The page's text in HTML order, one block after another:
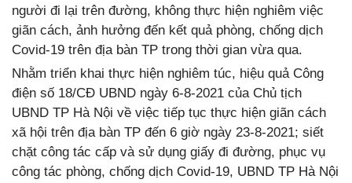
người đi lại trên đường, không thực hiện nghiêm việc
giãn cách, ảnh hưởng đến kết quả phòng, chống dịch
Covid-19 trên địa bàn TP trong thời gian vừa qua.
Nhằm triển khai thực hiện nghiêm túc, hiệu quả Công
điện số 18/CĐ UBND ngày 6-8-2021 của Chủ tịch
UBND TP Hà Nội về việc tiếp tục thực hiện giãn cách
xã hội trên địa bàn TP đến 6 giờ ngày 23-8-2021; siết
chặt công tác cấp và sử dụng giấy đi đường, phục vụ
công tác phòng, chống dịch Covid-19, UBND TP Hà Nội